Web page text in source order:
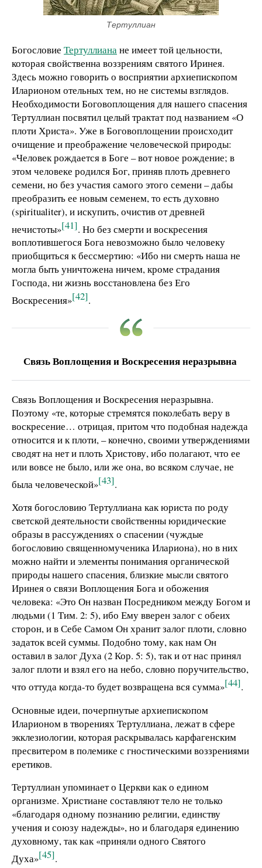
Тертуллиан
Богословие Тертуллианане имеет той цельности,
которая свойственна воззрениям святого Иринея.
Здесь можно говорить о восприятии архиепископом
Иларионом отельных тем, но не системы взглядов.
Необходимости Боговоплощения для нашего спасения
Тертуллиан посвятил целый трактат под названием «О
плоти Христа». Уже в Боговоплощении происходит
очищение и преображение человеческой природы:
«Человек рождается в Боге – вот новое рождение; в
этом человеке родился Бог, приняв плоть древнего
семени, но без участия самого этого семени – дабы
преобразить ее новым семенем, то есть духовно
(spiritualiter), и искупить, очистив от древней
нечистоты»[41]. Но без смерти и воскресения
воплотившегося Бога невозможно было человеку
приобщиться к бессмертию: «Ибо ни смерть наша не
могла быть уничтожена ничем, кроме страдания
Господа, ни жизнь восстановлена без Его
Воскресения»[42].
Связь Воплощения и Воскресения неразрывна
Связь Воплощения и Воскресения неразрывна.
Поэтому «те, которые стремятся поколебать веру в
воскресение… отрицая, притом что подобная надежда
относится и к плоти, – конечно, своими утверждениями
сводят на нет и плоть Христову, ибо полагают, что ее
или вовсе не было, или же она, во всяком случае, не
была человеческой»[43].
Хотя богословию Тертуллиана как юриста по роду
светской деятельности свойственны юридические
образы в рассуждениях о спасении (чуждые
богословию священномученика Илариона), но в них
можно найти и элементы понимания органической
природы нашего спасения, близкие мысли святого
Иринея о связи Воплощения Бога и обожения
человека: «Это Он назван Посредником между Богом и
людьми (1 Тим. 2: 5), ибо Ему вверен залог с обеих
сторон, и в Себе Самом Он хранит залог плоти, словно
задаток всей суммы. Подобно тому, как нам Он
оставил в залог Духа (2 Кор. 5: 5), так и от нас принял
залог плоти и взял его на небо, словно поручительство,
что оттуда когда-то будет возвращена вся сумма»[44].
Основные идеи, почерпнутые архиепископом
Иларионом в творениях Тертуллиана, лежат в сфере
экклезиологии, которая раскрывалась карфагенским
пресвитером в полемике с гностическими воззрениями
еретиков.
Тертуллиан упоминает о Церкви как о едином
организме. Христиане составляют тело не только
«благодаря одному познанию религии, единству
учения и союзу надежды», но и благодаря единению
духовному, так как «приняли одного Святого
Духа»[45].